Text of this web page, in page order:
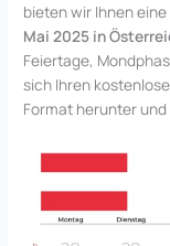
bieten wir Ihnen
Mai 2025 in
Feiertage,
sich Ihren
Format herunter